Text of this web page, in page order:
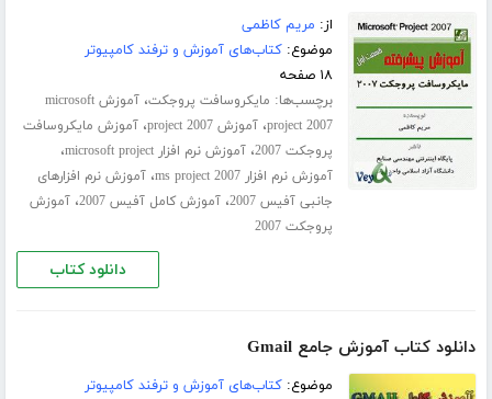
از: مریم کاظمی
موضوع:کتاب‌های آموزش و ترفند کامپیوتر
۱۸ صفحه
برچسب‌ها: مایکروسافت پروجکت،
آموزش microsoft
project 2007،آموزش project 2007 ،آموزش مایکروسافت
پروجکت 2007
،آموزش نرم افزار microsoft project ،
آموزش نرم افزار ms project 2007 ،آموزش نرم افزارهای
جانبی آفیس 2007
،آموزش کامل آفیس 2007 ،آموزش
پروجکت 2007
دانلود کتاب
دانلود کتاب آموزش جامع Gmail
موضوع:کتاب‌های آموزش و ترفند کامپیوتر